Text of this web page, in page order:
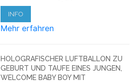
INFO
Mehr erfahren
HOLOGRAFISCHER LUFTBALLON ZU
GEBURT UND TAUFE EINES JUNGEN,
WELCOME BABY BOY MIT